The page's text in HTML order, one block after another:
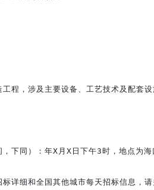
程，涉及主要设备、工艺技术及配套设
下同）：年X月X日下午3时，地点为
详细和全国其他城市每天招标信息